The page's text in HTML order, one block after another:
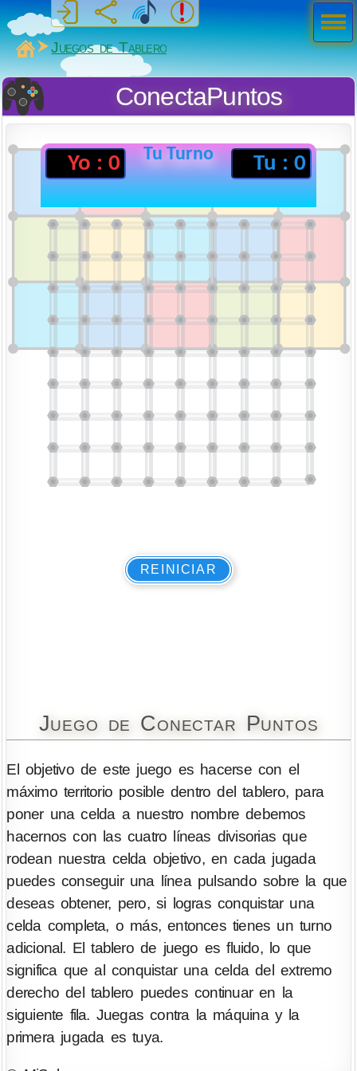
MiSabueso
Juegos de Tablero
ConectaPuntos
Juego de Conectar Puntos
El objetivo de este juego es hacerse con el
máximo territorio posible dentro del tablero, para
poner una celda a nuestro nombre debemos
hacernos con las cuatro líneas divisorias que
rodean nuestra celda objetivo, en cada jugada
puedes conseguir una línea pulsando sobre la que
deseas obtener, pero, si logras conquistar una
celda completa, o más, entonces tienes un turno
adicional. El tablero de juego es fluido, lo que
significa que al conquistar una celda del extremo
derecho del tablero puedes continuar en la
siguiente fila. Juegas contra la máquina y la
primera jugada es tuya.
Men
ú